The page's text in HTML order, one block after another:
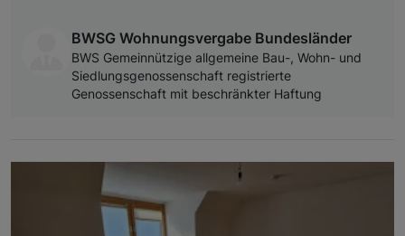
BWSG Wohnungsvergabe Bundesländer
BWS Gemeinnützige allgemeine Bau-, Wohn- und
Siedlungsgenossenschaft registrierte
Genossenschaft mit beschränkter Haftung